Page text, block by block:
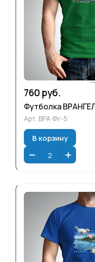
760 руб.
Футболка
Арт. ВРА ФУ-5
В корзину